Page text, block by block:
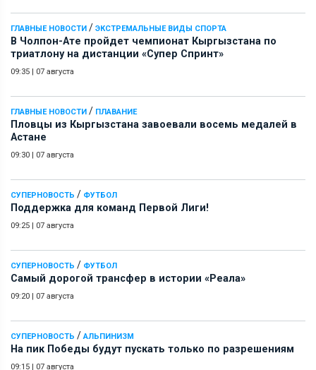
ГЛАВНЫЕ НОВОСТИ / ЭКСТРЕМАЛЬНЫЕ ВИДЫ СПОРТА
В Чолпон-Ате пройдет чемпионат Кыргызстана по
триатлону на дистанции «Супер Спринт»
09:35 | 07 августа
ГЛАВНЫЕ НОВОСТИ / ПЛАВАНИЕ
Пловцы из Кыргызстана завоевали восемь медалей в
Астане
09:30 | 07 августа
СУПЕРНОВОСТЬ / ФУТБОЛ
Поддержка для команд Первой Лиги!
09:25 | 07 августа
СУПЕРНОВОСТЬ / ФУТБОЛ
Самый дорогой трансфер в истории «Реала»
09:20 | 07 августа
СУПЕРНОВОСТЬ / АЛЬПИНИЗМ
На пик Победы будут пускать только по разрешениям
09:15 | 07 августа